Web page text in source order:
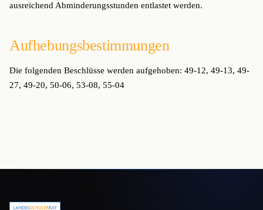
ausreichend Abminderungsstunden entlastet werden.
Aufhebungsbestimmungen
Die folgenden Beschlüsse werden aufgehoben: 49-12, 49-13, 49-
27, 49-20, 50-06, 53-08, 55-04